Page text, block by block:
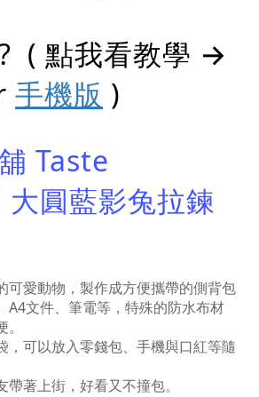
( 點我看教學 →
手機版 )
Taste
圓藍影兔拉鍊
可愛動物，製作成方便攜帶的側背包
A4文件、筆電等，特殊的防水布材
，可以放入零錢包、手機與口紅等隨
著上街，好看又不撞包。